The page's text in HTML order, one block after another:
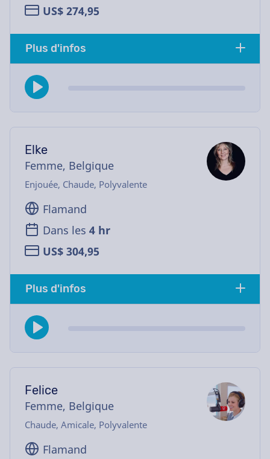
US$ 274,95
Plus d'infos
Elke
Femme, Belgique
Enjouée, Chaude, Polyvalente
Flamand
Dans les 4 hr
US$ 304,95
Plus d'infos
Felice
Femme, Belgique
Chaude, Amicale, Polyvalente
Flamand